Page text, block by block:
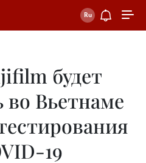
будет
во Вьетнаме
19